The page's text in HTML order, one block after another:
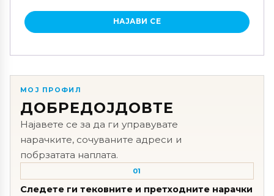
НАЈАВИ СЕ
МОЈ ПРОФИЛ
ДОБРЕДОЈДОВТЕ
Најавете се за да ги управувате
нарачките, сочуваните адреси и
побрзатата наплата.
01
Следете ги тековните и претходните нарачки